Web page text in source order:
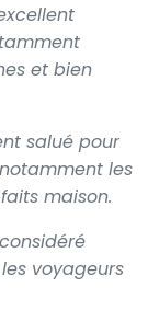
et bien
salué pour
les
maison.
voyageurs